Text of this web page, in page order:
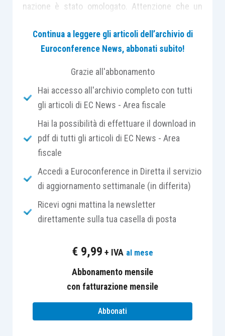
nazione è stato omologato. Attenzione che un
a norma in U.S.A. ove è necessaria l’omologazione
SNELL.
notare i primi due: l’ omologazione più aggiornata
è la 05 .
Da notare che i caschi jet (senza mentoniera)
sono omologati ma la mia opinione di osteopata e
fisioterapista è che siano i meno sicuri: gli
impatti al volto sono frequenti ed una visiera
lunga non è sufficiente, anche se omologata
SNELL.
circonferenza cranica ma è la forma che ne
condiziona la comodità.
Laformadei caschi non è universale. Scegliete
quindi un modello che vi piace ma chiedete se
Continua a leggere gli articoli dell’archivio di
Euroconference News, abbonati subito!
Grazie all'abbonamento
Hai accesso all'archivio completo con tutti
gli articoli di EC News - Area fiscale
Hai la possibilità di effettuare il download in
pdf di tutti gli articoli di EC News - Area
fiscale
Accedi a Euroconference in Diretta il servizio
di aggiornamento settimanale (in differita)
Ricevi ogni mattina la newsletter
direttamente sulla tua casella di posta
€ 9,99 + IVA al mese
Abbonamento mensile
con fatturazione mensile
Abbonati